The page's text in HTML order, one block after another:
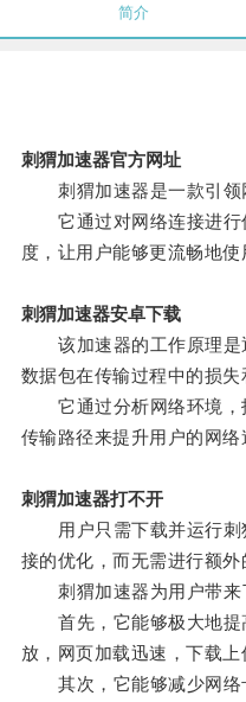
简介
刺猬加速器官方网址
刺猬加速器是一款引领
它通过对网络连接进行
度，让用户能够更流畅地使
刺猬加速器安卓下载
该加速器的工作原理是
数据包在传输过程中的损失
它通过分析网络环境，
传输路径来提升用户的网络
刺猬加速器打不开
用户只需下载并运行刺
接的优化，而无需进行额外
刺猬加速器为用户带来
首先，它能够极大地提
放，网页加载迅速，下载上
其次，它能够减少网络